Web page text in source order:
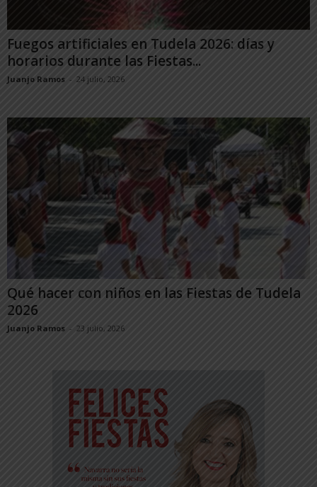
Fuegos artificiales en Tudela 2026: días y
horarios durante las Fiestas...
Juanjo Ramos - 24 julio, 2026
Qué hacer con niños en las Fiestas de Tudela
2026
Juanjo Ramos - 23 julio, 2026